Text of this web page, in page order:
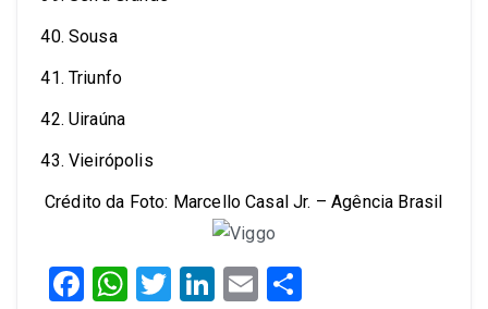
Sousa
Triunfo
Uiraúna
Vieirópolis
Crédito da Foto: Marcello Casal Jr. – Agência Brasil
Facebook
WhatsApp
Twitter
LinkedIn
Email